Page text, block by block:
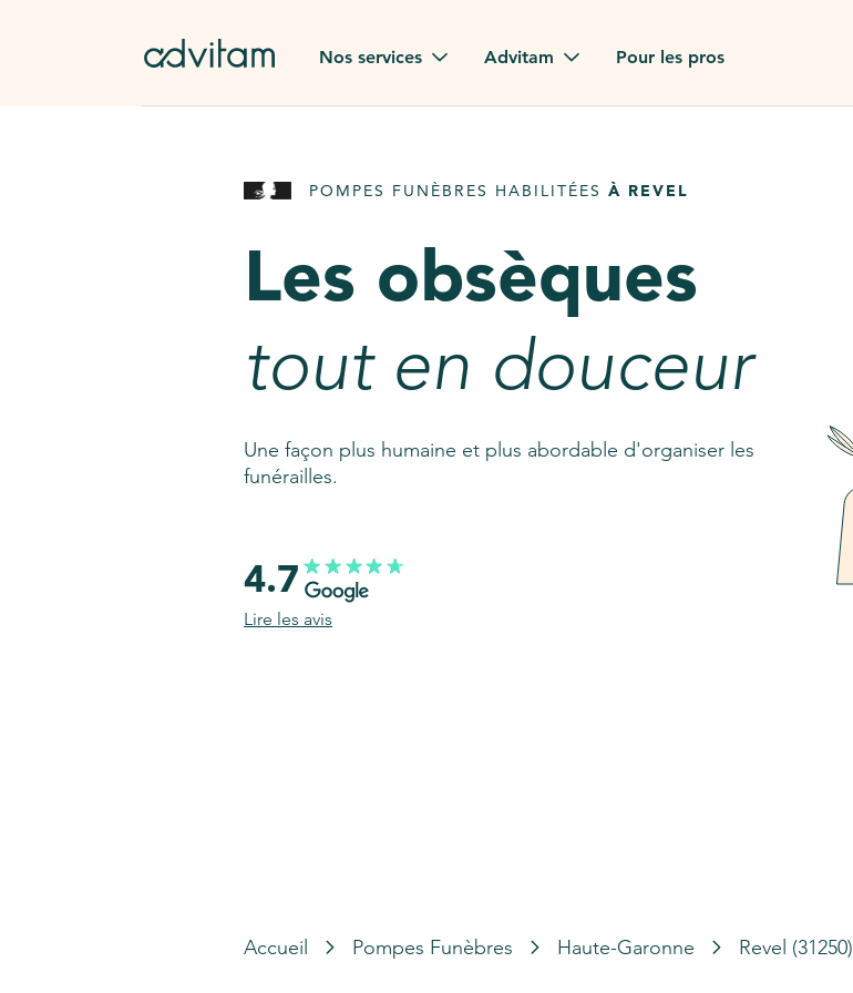
Nos services
Rapatriement à
Pierre tombale
AssistGPT
Nos services en plus
Advitam
Advitam dans la presse
Consultez notre FAQ
Pour les pros
POMPES FUNÈBRES HABILITÉES À REVEL
Les obsèques
tout en douceur
Une façon plus humaine et plus abordable d'organiser les
funérailles.
4.7
Lire les avis
Accueil Pompes Funèbres Haute-Garonne Revel (31250)